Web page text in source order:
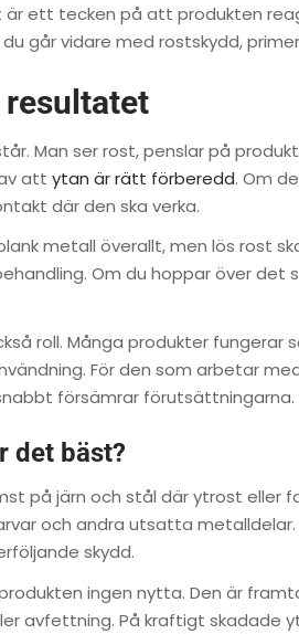
är ett tecken på att produkten
går vidare med rostskydd,
resultatet
Man ser rost, penslar på
att ytan är rätt förberedd. Om
där den ska verka.
metall överallt, men lös rost
Om du hoppar över
roll. Många produkter fungerar
För den som arbetar
försämrar förutsättningarna.
det bäst?
på järn och stål där ytrost eller
och andra utsatta
skydd.
ingen nytta. Den är
avfettning. På kraftigt skadade